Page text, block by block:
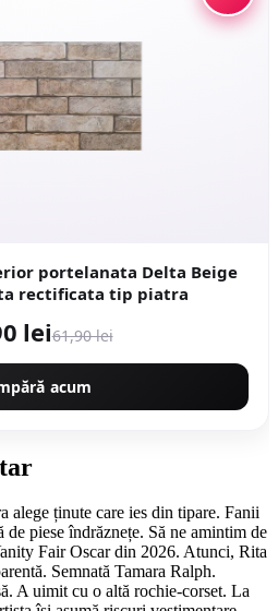
portelanata Delta Beige
30 x 60 cm mata rectificata tip piatra
lei61,90 lei
acum
alege ținute care ies din tipare. Fanii
piese îndrăznețe. Să ne amintim de
Fair Oscar din 2026. Atunci, Rita
Semnată Tamara Ralph.
A uimit cu o altă rochie-corset. La